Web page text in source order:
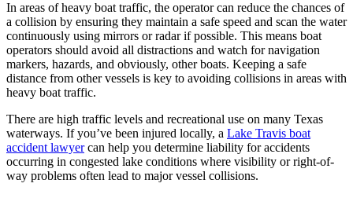
In areas of heavy boat traffic, the operator can reduce the chances of
a collision by ensuring they maintain a safe speed and scan the water
continuously using mirrors or radar if possible. This means boat
operators should avoid all distractions and watch for navigation
markers, hazards, and obviously, other boats. Keeping a safe
distance from other vessels is key to avoiding collisions in areas with
heavy boat traffic.
There are high traffic levels and recreational use on many Texas
waterways. If you’ve been injured locally, a Lake Travis boat
accident lawyercan help you determine liability for accidents
occurring in congested lake conditions where visibility or right-of-
way problems often lead to major vessel collisions.